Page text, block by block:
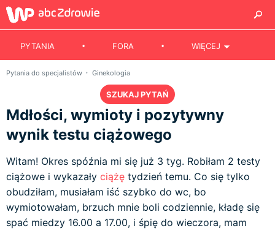
PYTANIA FORA WIĘCEJ
Pytania do specjalistów Ginekologia
SZUKAJ PYTAŃ
Mdłości, wymioty i pozytywny
wynik testu ciążowego
Witam! Okres spóźnia mi się już 3 tyg. Robiłam 2 testy
ciążowe i wykazały ciążę tydzień temu. Co się tylko
obudziłam, musiałam iść szybko do wc, bo
wymiotowałam, brzuch mnie boli codziennie, kładę się
spać miedzy 16.00 a 17.00, i śpię do wieczora, mam